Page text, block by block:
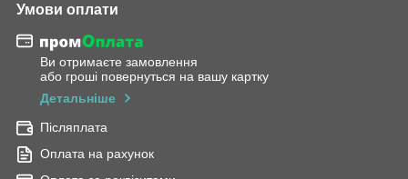
Умови оплати
Ви отримаєте замовлення
або гроші повернуться на вашу картку
Детальніше
Післяплата
Оплата на рахунок